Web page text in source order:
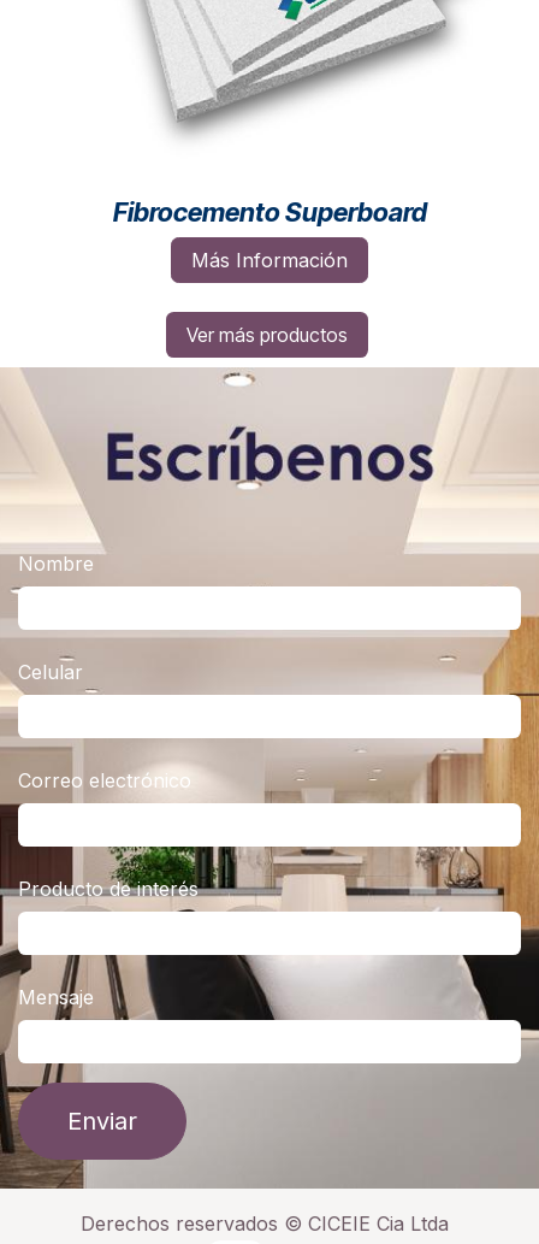
Fibrocemento Superboard
Más Información
Ver más productos
Nombre
Celular
Correo electrónico
Producto de interés
Mensaje
Enviar
Derechos reservados © CICEIE Cia Ltda